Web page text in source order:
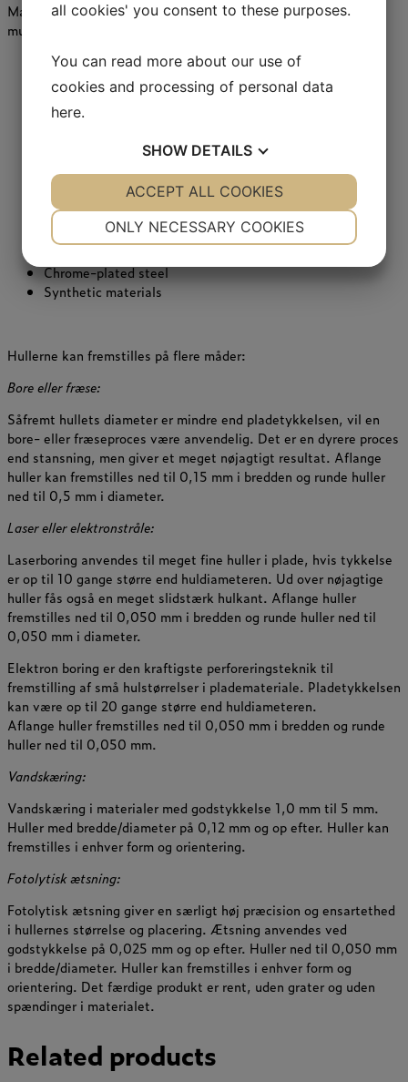
Materialevalg (fremstillingsmetode kan dog begrænse
mulighederne):
Stainless steel, AISI 304, 316, 316L, 316ti, 321, 310,
440, 904 etc.
Duplex rustfri stål
Aluminum
Copper
Silver
Chrome-plated steel
Synthetic materials
Hullerne kan fremstilles på flere måder:
Bore eller fræse:
Såfremt hullets diameter er mindre end pladetykkelsen, vil en
bore- eller fræseproces være anvendelig. Det er en dyrere proces
end stansning, men giver et meget nøjagtigt resultat. Aflange
huller kan fremstilles ned til 0,15 mm i bredden og runde huller
ned til 0,5 mm i diameter.
Laser eller elektronstråle:
Laserboring anvendes til meget fine huller i plade, hvis tykkelse
er op til 10 gange større end huldiameteren. Ud over nøjagtige
huller fås også en meget slidstærk hulkant. Aflange huller
fremstilles ned til 0,050 mm i bredden og runde huller ned til
0,050 mm i diameter.
Elektron boring er den kraftigste perforeringsteknik til
fremstilling af små hulstørrelser i plademateriale. Pladetykkelsen
kan være op til 20 gange større end huldiameteren.
Aflange huller fremstilles ned til 0,050 mm i bredden og runde
huller ned til 0,050 mm.
Vandskæring:
Vandskæring i materialer med godstykkelse 1,0 mm til 5 mm.
Huller med bredde/diameter på 0,12 mm og op efter. Huller kan
fremstilles i enhver form og orientering.
Fotolytisk ætsning:
Fotolytisk ætsning giver en særligt høj præcision og ensartethed
i hullernes størrelse og placering. Ætsning anvendes ved
godstykkelse på 0,025 mm og op efter. Huller ned til 0,050 mm
i bredde/diameter. Huller kan fremstilles i enhver form og
orientering. Det færdige produkt er rent, uden grater og uden
spændinger i materialet.
Related products
all cookies' you consent to these purposes.
You can read more about our use of
cookies and processing of personal data
here.
SHOW DETAILS
YES NO YES NO
MARKETING
ONLY NECESSARY COOKIES
ACCEPT ALL COOKIES